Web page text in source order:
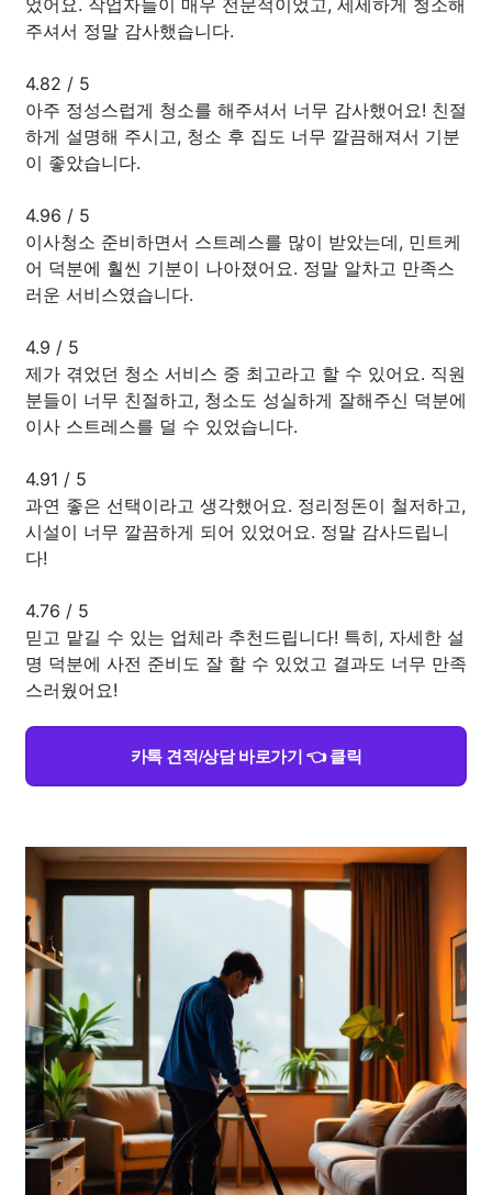
주셔서 정말 감사했습니다.
4.82 / 5
아주 정성스럽게 청소를 해주셔서 너무 감사했어요! 친절
하게 설명해 주시고, 청소 후 집도 너무 깔끔해져서 기분
이 좋았습니다.
4.96 / 5
이사청소 준비하면서 스트레스를 많이 받았는데, 민트케
어 덕분에 훨씬 기분이 나아졌어요. 정말 알차고 만족스
러운 서비스였습니다.
4.9 / 5
제가 겪었던 청소 서비스 중 최고라고 할 수 있어요. 직원
분들이 너무 친절하고, 청소도 성실하게 잘해주신 덕분에
이사 스트레스를 덜 수 있었습니다.
4.91 / 5
과연 좋은 선택이라고 생각했어요. 정리정돈이 철저하고,
시설이 너무 깔끔하게 되어 있었어요. 정말 감사드립니
다!
4.76 / 5
믿고 맡길 수 있는 업체라 추천드립니다! 특히, 자세한 설
명 덕분에 사전 준비도 잘 할 수 있었고 결과도 너무 만족
스러웠어요!
카톡 견적/상담 바로가기 👈 클릭